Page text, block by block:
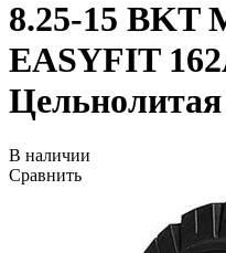
8.25-15 BKT
EASYFIT
В наличии
Сравнить